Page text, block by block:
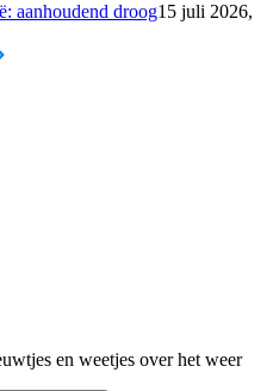
aanhoudend droog15 juli 2026,
en weetjes over het weer